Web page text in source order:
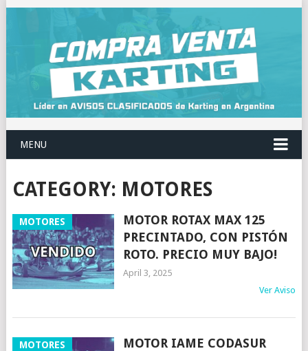
MENU
CATEGORY: MOTORES
MOTORES
MOTOR ROTAX MAX 125
PRECINTADO, CON PISTÓN
ROTO. PRECIO MUY BAJO!
April 3, 2025
Ver Aviso
MOTORES
MOTOR IAME CODASUR